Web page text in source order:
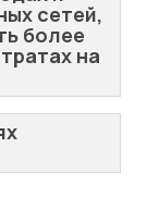
сетей,
более
на